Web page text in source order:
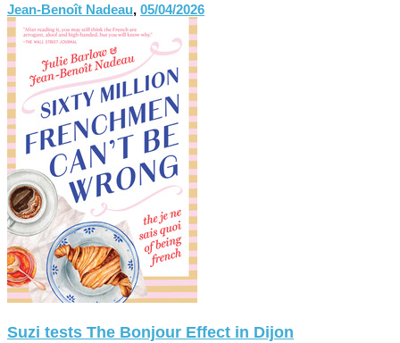
Jean-Benoît Nadeau, 05/04/2026
Suzi tests The Bonjour Effect in Dijon